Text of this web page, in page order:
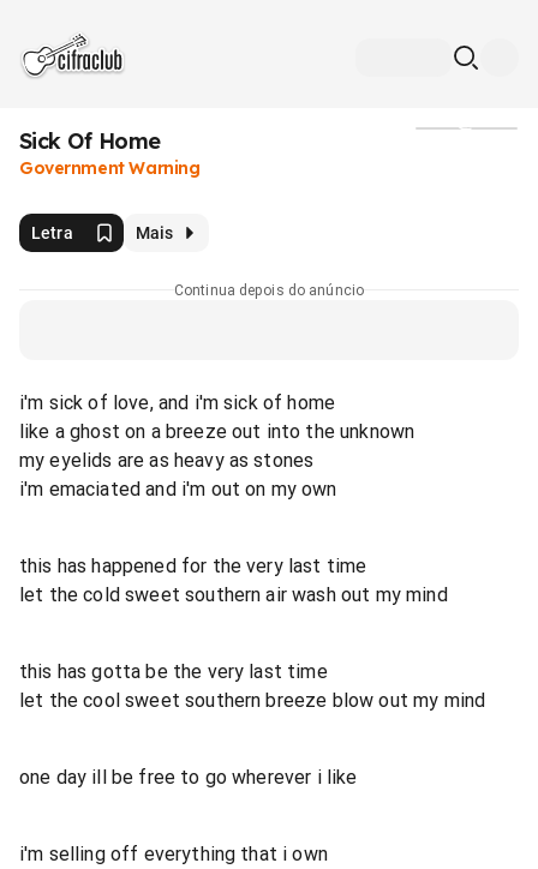
Sick Of Home
Government Warning
Letra Mais
Continua depois do anúncio
i'm sick of love, and i'm sick of home
like a ghost on a breeze out into the unknown
my eyelids are as heavy as stones
i'm emaciated and i'm out on my own
this has happened for the very last time
let the cold sweet southern air wash out my mind
this has gotta be the very last time
let the cool sweet southern breeze blow out my mind
one day ill be free to go wherever i like
i'm selling off everything that i own